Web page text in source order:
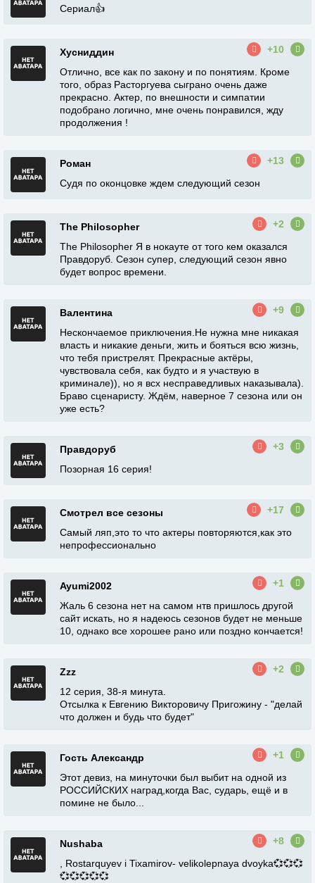
Сериал👍
Хусниддин
+10
Отлично, все как по закону и по понятиям. Кроме
того, образ Расторгуева сыграно очень даже
прекрасно. Актер, по внешности и симпатии
подобрано логично, мне очень понравился, жду
продолжения !
Роман
+13
Судя по оконцовке ждем следующий сезон
The Philosopher
+2
The Philosopher Я в нокауте от того кем оказался
Правдоруб. Сезон супер, следующий сезон явно
будет вопрос времени.
Валентина
+9
Нескончаемое приключения.Не нужна мне никакая
власть и никакие деньги, жить и бояться всю жизнь,
что тебя пристрелят. Прекрасные актёры,
чувствовала себя, как будто и я участвую в
криминале)), но я всх несправедливых наказывала).
Браво сценаристу. Ждём, наверное 7 сезона или он
уже есть?
Правдоруб
+3
Позорная 16 серия!
Смотрел все сезоны
+17
Самый ляп,это то что актеры повторяются,как это
непрофессионально
Ayumi2002
+1
Жаль 6 сезона нет на самом нтв пришлось другой
сайт искать, но я надеюсь сезонов будет не меньше
10, однако все хорошее рано или поздно кончается!
Zzz
+2
12 серия, 38-я минута.
Отсылка к Евгению Викторовичу Пригожину - "делай
что должен и будь что будет"
Гость Александр
+1
Этот девиз, на минуточки был выбит на одной из
РОССИЙСКИХ наград,когда Вас, сударь, ещё и в
помине не было...
Nushaba
+8
, Rostarquyev i Tixamirov- velikolepnaya dvoyka💞💞💞
💞💞💞💞💞